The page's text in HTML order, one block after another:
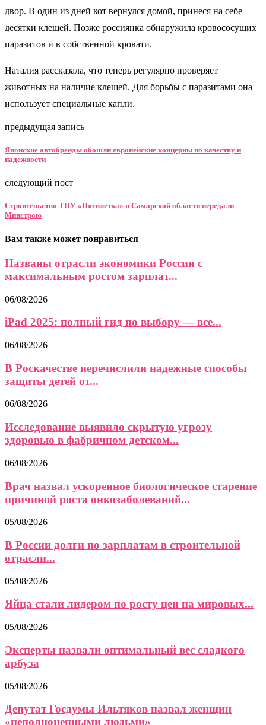
двор. В один из дней кот вернулся домой, принеся на себе
десятки клещей. Позже россиянка обнаружила кровососущих
паразитов и в собственной кровати.
Наталия рассказала, что теперь регулярно проверяет
животных на наличие клещей. Для борьбы с паразитами она
использует специальные капли.
предыдущая запись
Японские автобренды обошли европейские концерны по качеству и
надежности
следующий пост
Строительство ТПУ «Пятилетка» в Самарской области передали
Минстрою
Вам также может понравиться
Названы отрасли экономики России с
максимальным ростом зарплат...
06/08/2026
iPad 2025: полный гид по выбору — все...
06/08/2026
В Роскачестве перечислили надежные способы
защиты детей от...
06/08/2026
Исследование выявило скрытую угрозу
здоровью в фабричном детском...
06/08/2026
Врач назвал ускоренное биологическое старение
причиной роста онкозаболеваний...
05/08/2026
В России долги по зарплатам в строительной
отрасли...
05/08/2026
Яйца стали лидером по росту цен на мировых...
05/08/2026
Эксперты назвали оптимальный вес сладкого
арбуза
05/08/2026
Депутат Госдумы Ильтяков назвал женщин
«неполноценными людьми»